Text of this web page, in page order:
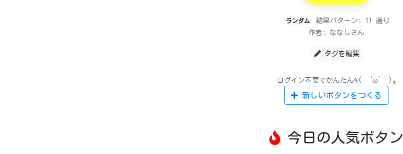
ランダム
結果パターン: 11 通り
作者: ななしさん
タグを編集
ログイン不要でかんたん٩( ‘ω’ )و
新しいボタンをつくる
今日の人気ボタン